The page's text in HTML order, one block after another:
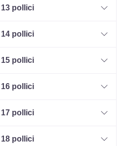
pollici
pollici
pollici
pollici
pollici
pollici